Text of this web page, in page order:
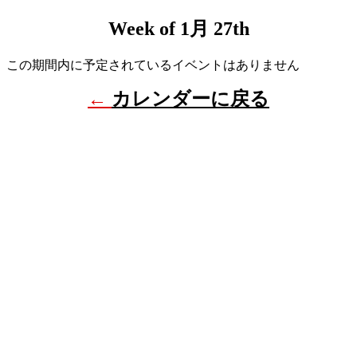
Week of 1月 27th
この期間内に予定されているイベントはありません
← カレンダーに戻る